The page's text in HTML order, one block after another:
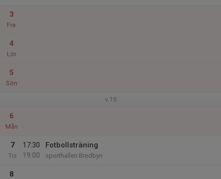
3
Fre
4
Lör
5
Sön
v.15
6
Mån
7
Tis
17:30
19:00
Fotbollsträning
sporthallen Bredbyn
8